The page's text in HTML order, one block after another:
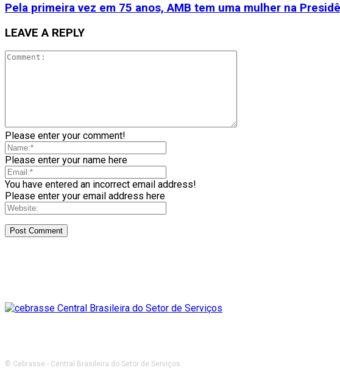
Pela primeira vez em 75 anos, AMB tem uma mulher na
LEAVE A REPLY
Please enter your comment!
Please enter your name here
You have entered an incorrect email address!
Please enter your email address here
© Cebrasse - Central Brasileira do Setor de Serviços